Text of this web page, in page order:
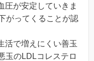
圧が安定していきま
がってくることが認
活で増えにくい善玉
玉のLDLコレステロ